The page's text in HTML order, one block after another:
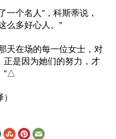
一个名人”，科斯蒂说，
么多好心人。”
天在场的每一位女士，对
正是因为她们的努力，才
”△